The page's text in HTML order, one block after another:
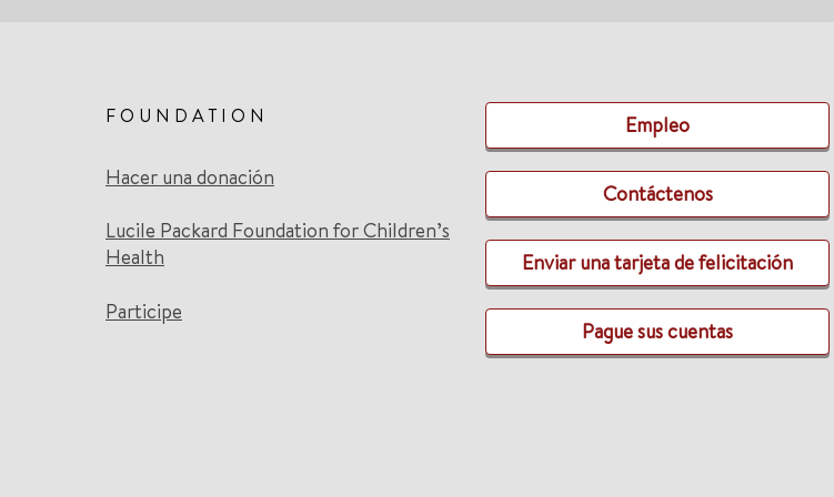
FOUNDATION
Hacer una donación
Lucile Packard Foundation for Children’s
Health
Participe
Empleo
Contáctenos
Enviar una tarjeta de felicitación
Pague sus cuentas